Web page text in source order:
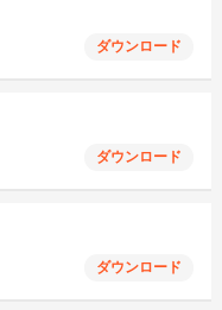
ダウンロード
ダウンロード
ダウンロード